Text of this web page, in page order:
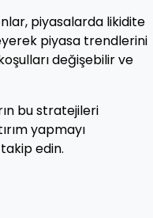
piyasalarda likidite
piyasa trendlerini
değişebilir ve
bu stratejileri
yapmayı
edin.